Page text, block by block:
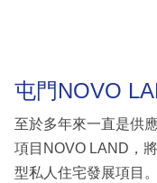
屯門NOVO
至於多年來一直是供
項目NOVO LAND，
型私人住宅發展項目。